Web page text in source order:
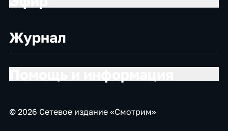
Журнал
© 2026 Сетевое издание «Смотрим»